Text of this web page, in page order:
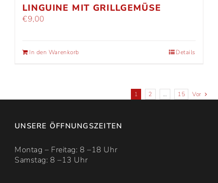
LINGUINE MIT GRILLGEMÜSE
€9,00
In den Warenkorb Details
1 2 … 15 Vor
UNSERE ÖFFNUNGSZEITEN
Montag – Freitag: 8 –18 Uhr
Samstag: 8 –13 Uhr